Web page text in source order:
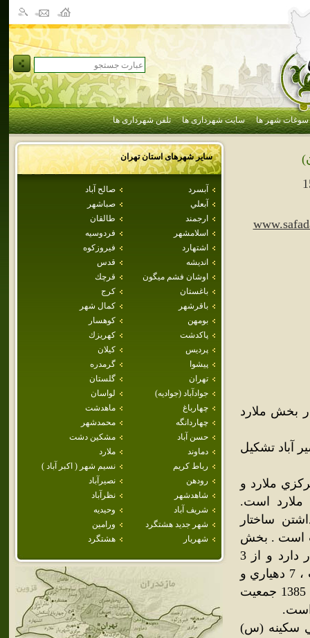
سوغات شهر ها سایت شهرداری ها تلفن شهرداری ها
سایر شهرهای استانتهران
آبسرد
صالح آباد
آبعلي
صباشهر
ارجمند
طالقان
اسلامشهر
فردوسيه
اشتهارد
فيروزكوه
انديشه
قدس
اوشان فشم ميگون
قرچك
باغستان
كرج
باقرشهر
كمال شهر
بومهن
كوهسار
پاكدشت
كهريزك
پرديس
كيلان
پيشوا
گرمدره
تهران
گلستان
جوادآباد (جواديه)
لواسان
چهارباغ
ماهدشت
چهاردانگه
محمدشهر
حسن آباد
مشكين دشت
دماوند
ملارد
رباط كريم
نسيم شهر ( اكبر آباد )
رودهن
نصيرآباد
شاهدشهر
نظرآباد
شريف آباد
وحيديه
شهر جديد هشتگرد
ورامين
شهريار
هشتگرد
بخش ملارد
آباد تشکيل
ملارد و
است.
لحاظ داشتن ساختار
است . بخش
صفادشت در مسير اصلي محور چيتگر (جاده تهران- اشتهارد ) قرار دارد و از 3
دهستان اختر آباد ، بي بي سكينه و يوسف آباد قوام ، شهر صفادشت ، 7 دهياري و
52 روستا ،‌ مزرعه و مكا ن تشكيل شده است. بر اساس آمار سال 1385 جمعيت
سكينه (س)